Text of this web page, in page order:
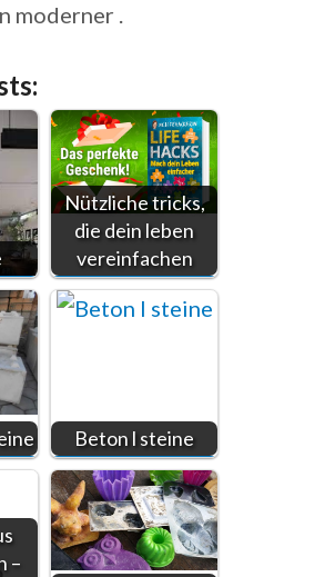
moderner .
Nützliche tricks,
die dein leben
vereinfachen
Beton l steine
–